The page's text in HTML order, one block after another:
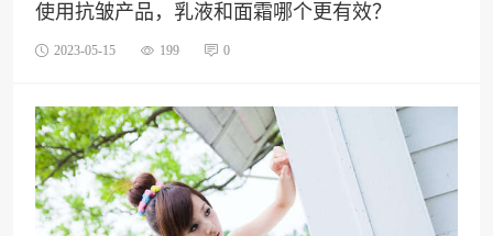
使用抗皱产品，乳液和面霜哪个更有效？
2023-05-15 199 0